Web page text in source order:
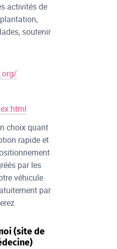
activités de
soutenir
choix quant
rapide et
par les
véhicule
par
(site de